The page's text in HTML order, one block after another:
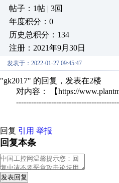
帖子：1帖 | 3回
年度积分：0
历史总积分：134
注册：2021年9月30日
发表于：2022-01-27 09:45:47
"gk2017" 的回复，发表在2楼
对内容： 【https://
回复 引用 举报
回复本条
发表回复